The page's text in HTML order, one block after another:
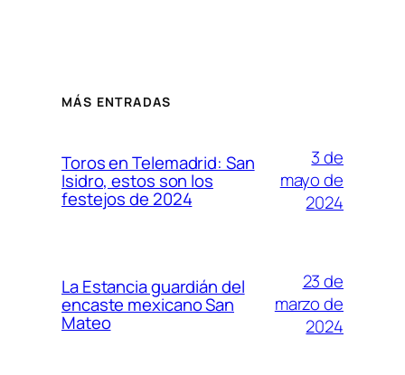
MÁS ENTRADAS
Toros en Telemadrid: San
Isidro, estos son los
festejos de 2024
3 de
mayo de
2024
La Estancia guardián del
encaste mexicano San
Mateo
23 de
marzo de
2024